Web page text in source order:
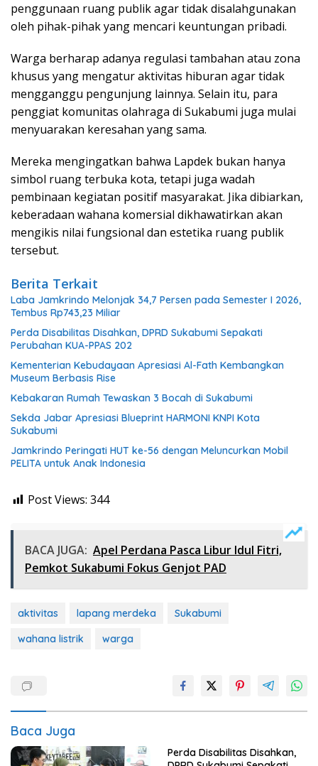
penggunaan ruang publik agar tidak disalahgunakan
oleh pihak-pihak yang mencari keuntungan pribadi.
Warga berharap adanya regulasi tambahan atau zona
khusus yang mengatur aktivitas hiburan agar tidak
mengganggu pengunjung lainnya. Selain itu, para
penggiat komunitas olahraga di Sukabumi juga mulai
menyuarakan keresahan yang sama.
Mereka mengingatkan bahwa Lapdek bukan hanya
simbol ruang terbuka kota, tetapi juga wadah
pembinaan kegiatan positif masyarakat. Jika dibiarkan,
keberadaan wahana komersial dikhawatirkan akan
mengikis nilai fungsional dan estetika ruang publik
tersebut.
Berita Terkait
Laba Jamkrindo Melonjak 34,7 Persen pada Semester I 2026,
Tembus Rp743,23 Miliar
Perda Disabilitas Disahkan, DPRD Sukabumi Sepakati
Perubahan KUA-PPAS 202
Kementerian Kebudayaan Apresiasi Al-Fath Kembangkan
Museum Berbasis Rise
Kebakaran Rumah Tewaskan 3 Bocah di Sukabumi
Sekda Jabar Apresiasi Blueprint HARMONI KNPI Kota
Sukabumi
Jamkrindo Peringati HUT ke-56 dengan Meluncurkan Mobil
PELITA untuk Anak Indonesia
Post Views: 344
BACA JUGA: Apel Perdana Pasca Libur Idul Fitri,
Pemkot Sukabumi Fokus Genjot PAD
aktivitas lapang merdeka
Sukabumi
wahana listrik
warga
Baca Juga
Perda Disabilitas Disahkan,